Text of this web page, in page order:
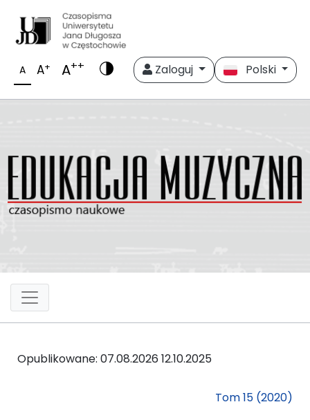
A A+ A++ Zaloguj Polski
Opublikowane: 07.08.2026 12.10.2025
Tom 15 (2020)